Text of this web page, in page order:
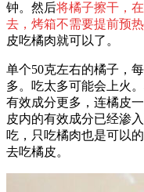
钟。然后将橘子擦干，
去，烤箱不需要提前预
皮吃橘肉就可以了。
单个50克左右的橘子，
多。吃太多可能会上火
有效成分更多，连橘皮
皮内的有效成分已经渗
吃，只吃橘肉也是可以
去吃橘皮。